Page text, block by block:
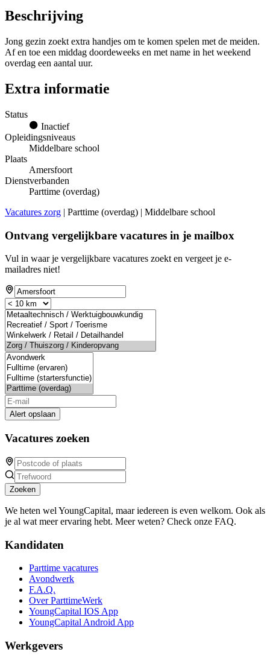
Beschrijving
Jong gezin zoekt extra handjes om te komen spelen met de meiden.
Af en toe een middag doordeweeks en met name in het weekend
overdag een aantal uur.
Extra informatie
Status
Inactief
Opleidingsniveaus
Middelbare school
Plaats
Amersfoort
Dienstverbanden
Parttime (overdag)
Vacatures zorg | Parttime (overdag) | Middelbare school
Ontvang vergelijkbare vacatures in je mailbox
Vul in waar je vergelijkbare vacatures zoekt en vergeet je e-
mailadres niet!
Alert opslaan
Vacatures zoeken
Zoeken
We heten wel YoungCapital, maar iedereen is even welkom. Ook als
je al wat meer ervaring hebt. Meer weten? Check onze FAQ.
Kandidaten
Parttime vacatures
Avondwerk
F.A.Q.
Over ParttimeWerk
YoungCapital IOS App
YoungCapital Android App
Werkgevers